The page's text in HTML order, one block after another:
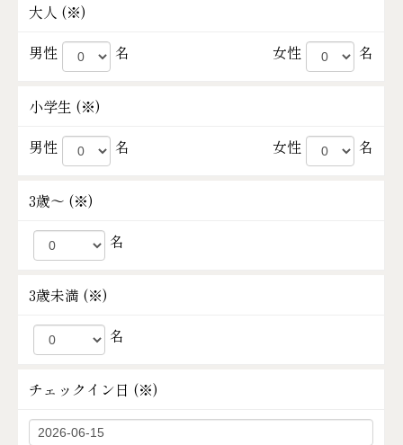
大人 (※)
男性
名 女性 名
小学生 (※)
男性
名 女性 名
3歳～ (※)
名
3歳未満 (※)
名
チェックイン日 (※)